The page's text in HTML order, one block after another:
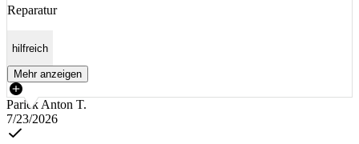
Reparatur
hilfreich
Mehr anzeigen
Parick Anton T.
7/23/2026